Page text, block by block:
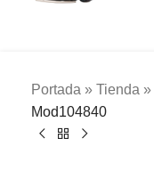
Portada » Tienda »
Mod104840